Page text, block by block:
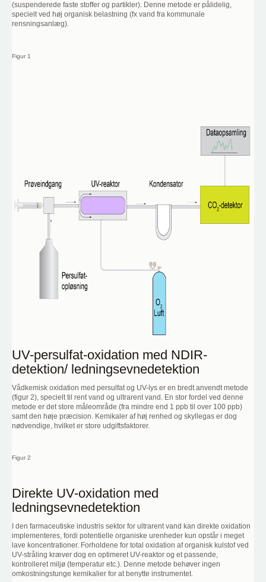
(suspenderede faste stoffer og partikler). Denne metode er pålidelig,
specielt ved høj organisk belastning (fx vand fra kommunale
rensningsanlæg).
Figur 1
UV-persulfat-oxidation med NDIR-
detektion/ ledningsevnedetektion
Vådkemisk oxidation med persulfat og UV-lys er en bredt anvendt metode
(figur 2), specielt til rent vand og ultrarent vand. En stor fordel ved denne
metode er det store måleområde (fra mindre end 1 ppb til over 100 ppb)
samt den høje præcision. Kemikaler af høj renhed og skyllegas er dog
nødvendige, hvilket er store udgiftsfaktorer.
Figur 2
Direkte UV-oxidation med
ledningsevnedetektion
I den farmaceutiske industris sektor for ultrarent vand kan direkte oxidation
implementeres, fordi potentielle organiske urenheder kun opstår i meget
lave koncentrationer. Forholdene for total oxidation af organisk kulstof ved
UV-stråling kræver dog en optimeret UV-reaktor og et passende,
kontrolleret miljø (temperatur etc.). Denne metode behøver ingen
omkostningstunge kemikalier for at benytte instrumentet.